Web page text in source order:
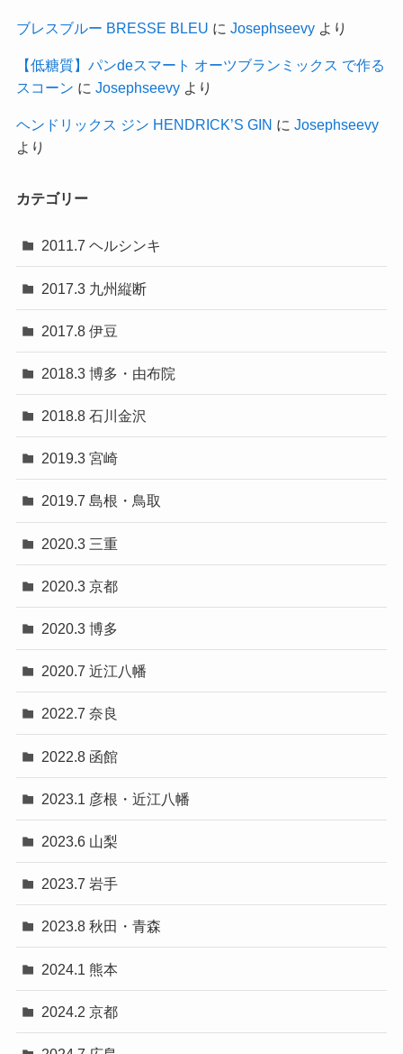
ブレスブルー BRESSE BLEU に Josephseevyより
【低糖質】パンdeスマート オーツブランミックス で作る
スコーン に Josephseevyより
ヘンドリックス ジン HENDRICK’S GIN に Josephseevy
より
カテゴリー
2011.7 ヘルシンキ
2017.3 九州縦断
2017.8 伊豆
2018.3 博多・由布院
2018.8 石川金沢
2019.3 宮崎
2019.7 島根・鳥取
2020.3 三重
2020.3 京都
2020.3 博多
2020.7 近江八幡
2022.7 奈良
2022.8 函館
2023.1 彦根・近江八幡
2023.6 山梨
2023.7 岩手
2023.8 秋田・青森
2024.1 熊本
2024.2 京都